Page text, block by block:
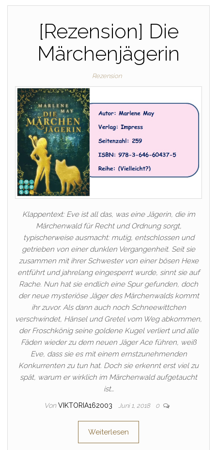
[Rezension] Die
Märchenjägerin
Rezension
Klappentext: Eve ist all das, was eine Jägerin, die im
Märchenwald für Recht und Ordnung sorgt,
typischerweise ausmacht: mutig, entschlossen und
getrieben von einer dunklen Vergangenheit. Seit sie
zusammen mit ihrer Schwester von einer bösen Hexe
entführt und jahrelang eingesperrt wurde, sinnt sie auf
Rache. Nun hat sie endlich eine Spur gefunden, doch
der neue mysteriöse Jäger des Märchenwalds kommt
ihr zuvor. Als dann auch noch Schneewittchen
verschwindet, Hänsel und Gretel vom Weg abkommen,
der Froschkönig seine goldene Kugel verliert und alle
Fäden wieder zu dem neuen Jäger Ace führen, weiß
Eve, dass sie es mit einem ernstzunehmenden
Konkurrenten zu tun hat. Doch sie erkennt erst viel zu
spät, warum er wirklich im Märchenwald aufgetaucht
ist…
Von VIKTORIA162003 Juni 1, 2018 0
Weiterlesen